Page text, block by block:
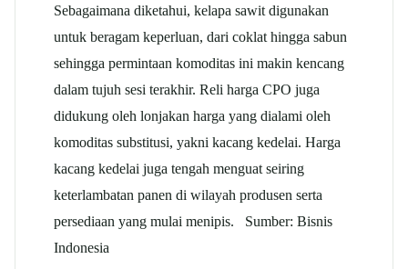
Sebagaimana diketahui, kelapa sawitdigunakan
untuk beragam keperluan, dari coklat hingga sabun
sehingga permintaan komoditas ini makin kencang
dalam tujuh sesi terakhir. Reli harga CPO juga
didukung oleh lonjakan harga yang dialami oleh
komoditas substitusi, yakni kacang kedelai. Harga
kacang kedelai juga tengah menguat seiring
keterlambatan panen di wilayah produsen serta
persediaan yang mulai menipis. Sumber: Bisnis
Indonesia